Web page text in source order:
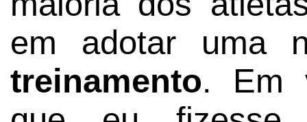
em adotar uma
treinamento. Em